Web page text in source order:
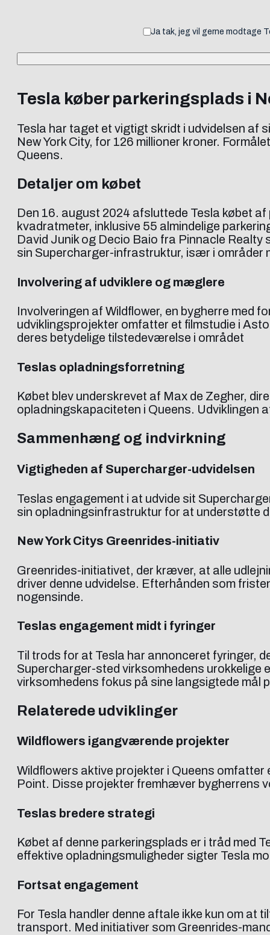
Ja tak, jeg vil gerne modtage
Tesla køber parkeringsplads i
Tesla har taget et vigtigt skridt i udvidelsen af
New York City, for 126 millioner kroner.
Queens.
Detaljer om købet
Den 16. august 2024 afsluttede Tesla købet
kvadratmeter, inklusive 55 almindelige
David Junik og Decio Baio fra Pinnacle
sin Supercharger-infrastruktur, især i områder
Involvering af udviklere og mæglere
Involveringen af Wildflower, en bygherre med
udviklingsprojekter omfatter et filmstudie i
deres betydelige tilstedeværelse i området
Teslas opladningsforretning
Købet blev underskrevet af Max de Zegher,
opladningskapaciteten i Queens. Udviklingen
Sammenhæng og indvirkning
Vigtigheden af Supercharger-udvidelsen
Teslas engagement i at udvide sit
sin opladningsinfrastruktur for at understøtte
New York Citys Greenrides-initiativ
Greenrides-initiativet, der kræver, at alle
driver denne udvidelse. Efterhånden som
nogensinde.
Teslas engagement midt i fyringer
Til trods for at Tesla har annonceret fyringer,
Supercharger-sted virksomhedens
virksomhedens fokus på sine langsigtede mål
Relaterede udviklinger
Wildflowers igangværende projekter
Wildflowers aktive projekter i Queens omfatter
Point. Disse projekter fremhæver bygherrens
Teslas bredere strategi
Købet af denne parkeringsplads er i tråd med
effektive opladningsmuligheder sigter Tesla
Fortsat engagement
For Tesla handler denne aftale ikke kun om
transport. Med initiativer som Greenrides-